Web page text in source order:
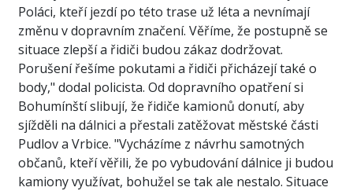
Poláci, kteří jezdí po této trase už léta a nevnímají
změnu v dopravním značení. Věříme, že postupně se
situace zlepší a řidiči budou zákaz dodržovat.
Porušení řešíme pokutami a řidiči přicházejí také o
body," dodal policista. Od dopravního opatření si
Bohumínští slibují, že řidiče kamionů donutí, aby
sjížděli na dálnici a přestali zatěžovat městské části
Pudlov a Vrbice. "Vycházíme z návrhu samotných
občanů, kteří věřili, že po vybudování dálnice ji budou
kamiony využívat, bohužel se tak ale nestalo. Situace